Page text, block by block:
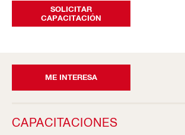
SOLICITAR
CAPACITACIÓN
ME INTERESA
CAPACITACIONES